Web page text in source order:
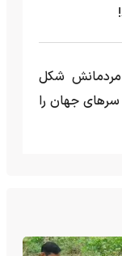
مردمانش شکل
سرهای جهان را